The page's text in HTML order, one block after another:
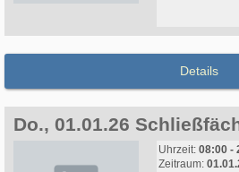
Details
Do., 01.01.26
Uhrzeit: 08:00 -
Zeitraum: